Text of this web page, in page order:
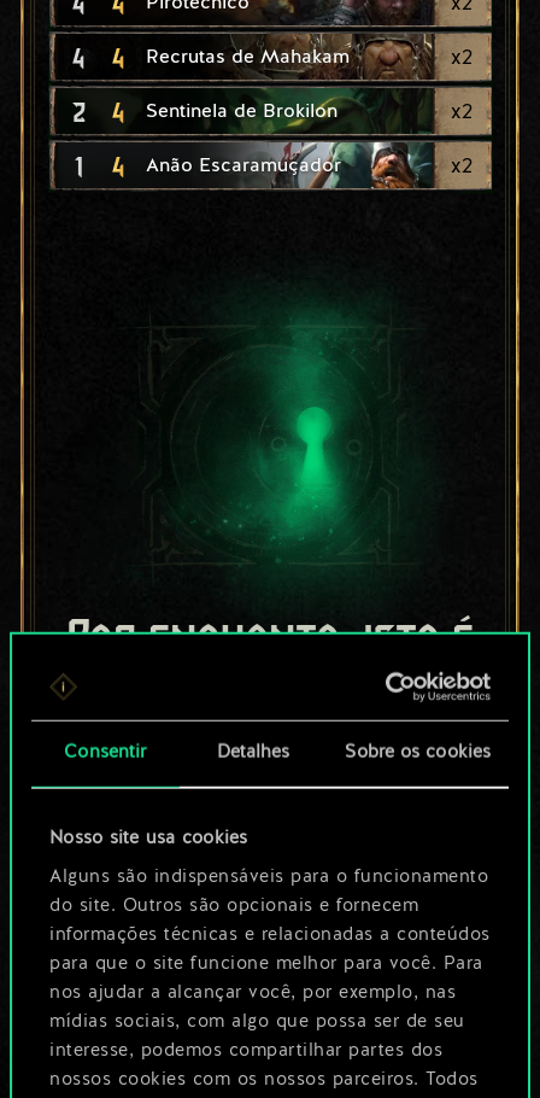
Consentir Detalhes Sobre os cookies
Nosso site usa cookies
Alguns são indispensáveis para o funcionamento
do site. Outros são opcionais e fornecem
informações técnicas e relacionadas a conteúdos
para que o site funcione melhor para você. Para
nos ajudar a alcançar você, por exemplo, nas
mídias sociais, com algo que possa ser de seu
interesse, podemos compartilhar partes dos
nossos cookies com os nossos parceiros. Todos
4 4 Recrutas de Mahakam x2
2 4 Sentinela de Brokilon x2
1 4 Anão Escaramuçador x2
Por enquanto, isto é
apenas um conjunto
de cartas
compartilhado.
No entanto, dá para
ser muito mais!
Dê um nome para este baralho e crie
um guia